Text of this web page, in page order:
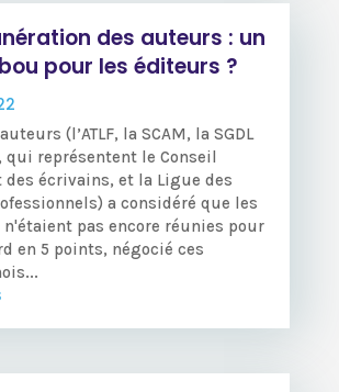
des auteurs : un
pour les éditeurs ?
(l’ATLF, la SCAM, la SGDL
qui représentent le Conseil
des écrivains, et la Ligue des
a considéré que les
pas encore réunies pour
en 5 points, négocié ces